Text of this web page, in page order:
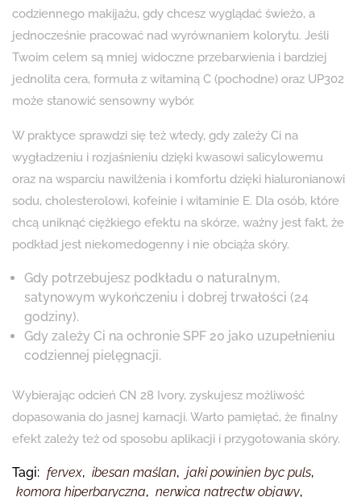
codziennego makijażu, gdy chcesz wyglądać świeżo, a
jednocześnie pracować nad wyrównaniem kolorytu. Jeśli
Twoim celem są mniej widoczne przebarwienia i bardziej
jednolita cera, formuła z witaminą C (pochodne) oraz UP302
może stanowić sensowny wybór.
W praktyce sprawdzi się też wtedy, gdy zależy Ci na
wygładzeniu i rozjaśnieniu dzięki kwasowi salicylowemu
oraz na wsparciu nawilżenia i komfortu dzięki hialuronianowi
sodu, cholesterolowi, kofeinie i witaminie E. Dla osób, które
chcą uniknąć ciężkiego efektu na skórze, ważny jest fakt, że
podkład jest niekomedogenny i nie obciąża skóry.
Gdy potrzebujesz podkładu o naturalnym,
satynowym wykończeniu i dobrej trwałości (24
godziny).
Gdy zależy Ci na ochronie SPF 20 jako uzupełnieniu
codziennej pielęgnacji.
Wybierając odcień CN 28 Ivory, zyskujesz możliwość
dopasowania do jasnej karnacji. Warto pamiętać, że finalny
efekt zależy też od sposobu aplikacji i przygotowania skóry.
Tagi: fervex, ibesan maślan, jaki powinien byc puls,
komora hiperbaryczna, nerwica natręctw objawy,